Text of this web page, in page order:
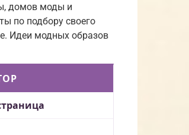
домов моды и
по подбору своего
Идеи модных образов